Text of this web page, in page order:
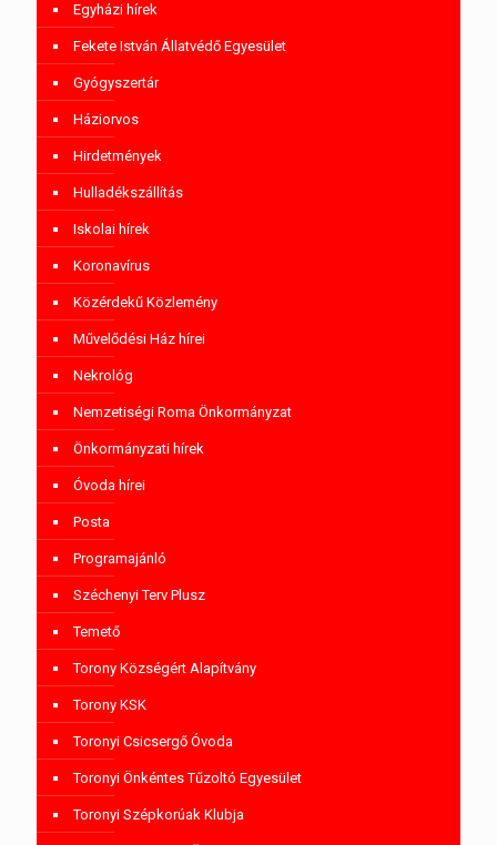
Egyházi hírek
Fekete István Állatvédő Egyesület
Gyógyszertár
Háziorvos
Hirdetmények
Hulladékszállítás
Iskolai hírek
Koronavírus
Közérdekű Közlemény
Művelődési Ház hírei
Nekrológ
Nemzetiségi Roma Önkormányzat
Önkormányzati hírek
Óvoda hírei
Posta
Programajánló
Széchenyi Terv Plusz
Temető
Torony Községért Alapítvány
Torony KSK
Toronyi Csicsergő Óvoda
Toronyi Önkéntes Tűzoltó Egyesület
Toronyi Szépkorúak Klubja